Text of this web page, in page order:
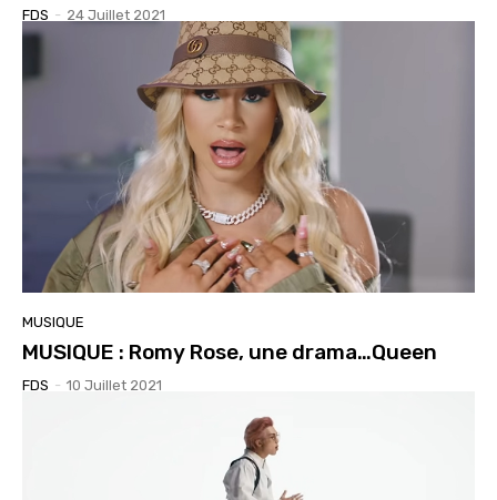
FDS - 24 Juillet 2021
MUSIQUE
MUSIQUE : Romy Rose, une drama…Queen
FDS - 10 Juillet 2021